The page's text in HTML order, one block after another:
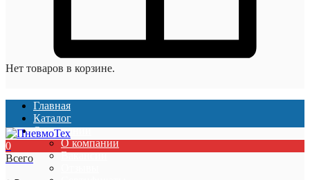
Нет товаров в корзине.
Главная
Каталог
О компании
О компании
Вакансии
0
Всего